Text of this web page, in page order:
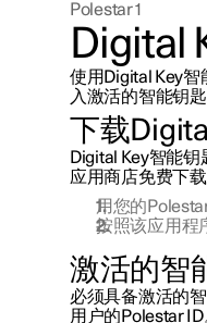
联系我们
极星官方二手
探索Polestar 3
联系我们
公共充电
家庭充电
车主服务
Polestar 1
Digital
使用Digital Key
入激活的智能钥
下载
Digital Key智能
应用商店免费下载
用您的
按照该应用程
激活的智
必须具备激活的
用户的Polestar